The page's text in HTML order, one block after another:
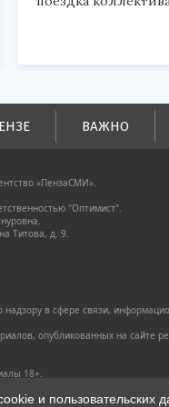
ВАЖНО
«ПензаСМИ».
"Оптимист".
Титова, д. 9.
в сфере связи,
опубликованных на сайте
18+.
и